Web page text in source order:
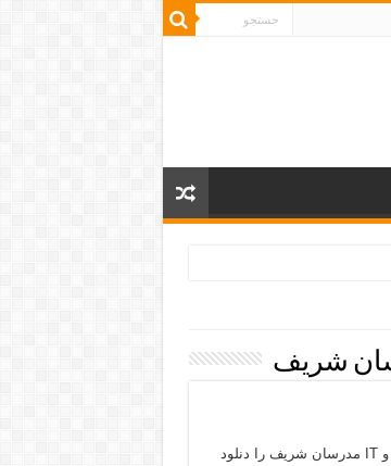
آزمون مدرسان شریف در ادامه می توانید آزمون های کنکور ارشد مهندسی کامپیوتر و IT مدرسان شریف را دنلود